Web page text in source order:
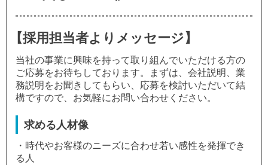
【採用担当者よりメッセージ】
当社の事業に興味を持って取り組んでいただける方の
ご応募をお待ちしております。まずは、会社説明、業
務説明をお聞きしてもらい、応募を検討いただいて結
構ですので、お気軽にお問い合わせください。
求める人材像
・時代やお客様のニーズに合わせ若い感性を発揮でき
る人